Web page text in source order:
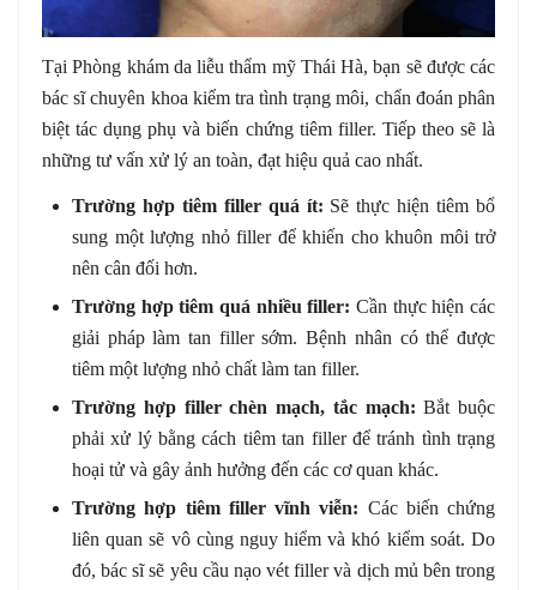
Tại Phòng khám da liễu thẩm mỹ Thái Hà, bạn sẽ được các
bác sĩ chuyên khoa kiểm tra tình trạng môi, chẩn đoán phân
biệt tác dụng phụ và biến chứng tiêm filler. Tiếp theo sẽ là
những tư vấn xử lý an toàn, đạt hiệu quả cao nhất.
Trường hợp tiêm filler quá ít: Sẽ thực hiện tiêm bổ
sung một lượng nhỏ filler để khiến cho khuôn môi trở
nên cân đối hơn.
Trường hợp tiêm quá nhiều filler: Cần thực hiện các
giải pháp làm tan filler sớm. Bệnh nhân có thể được
tiêm một lượng nhỏ chất làm tan filler.
Trường hợp filler chèn mạch, tắc mạch: Bắt buộc
phải xử lý bằng cách tiêm tan filler để tránh tình trạng
hoại tử và gây ảnh hưởng đến các cơ quan khác.
Trường hợp tiêm filler vĩnh viễn: Các biến chứng
liên quan sẽ vô cùng nguy hiểm và khó kiểm soát. Do
đó, bác sĩ sẽ yêu cầu nạo vét filler và dịch mủ bên trong